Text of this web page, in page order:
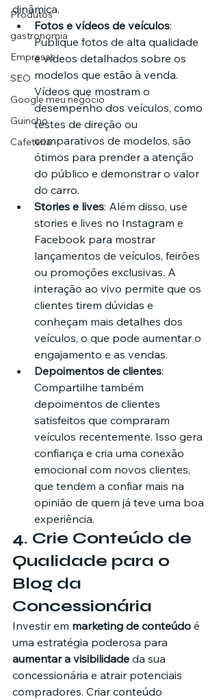
Produtos
gastronomia
Empresas
SEO
Google meu negócio
Guincho
Cafeteria
dinâmica.
Fotos e vídeos de veículos:
Publique fotos de alta qualidade
e vídeos detalhados sobre os
modelos que estão à venda.
Vídeos que mostram o
desempenho dos veículos, como
testes de direção ou
comparativos de modelos, são
ótimos para prender a atenção
do público e demonstrar o valor
do carro.
Stories e lives: Além disso, use
stories e lives no Instagram e
Facebook para mostrar
lançamentos de veículos, feirões
ou promoções exclusivas. A
interação ao vivo permite que os
clientes tirem dúvidas e
conheçam mais detalhes dos
veículos, o que pode aumentar o
engajamento e as vendas.
Depoimentos de clientes:
Compartilhe também
depoimentos de clientes
satisfeitos que compraram
veículos recentemente. Isso gera
confiança e cria uma conexão
emocional com novos clientes,
que tendem a confiar mais na
opinião de quem já teve uma boa
experiência.
4. Crie Conteúdo de
Qualidade para o
Blog da
Concessionária
Investir em marketing de conteúdo é
uma estratégia poderosa para
aumentar a visibilidade da sua
concessionária e atrair potenciais
compradores. Criar conteúdo